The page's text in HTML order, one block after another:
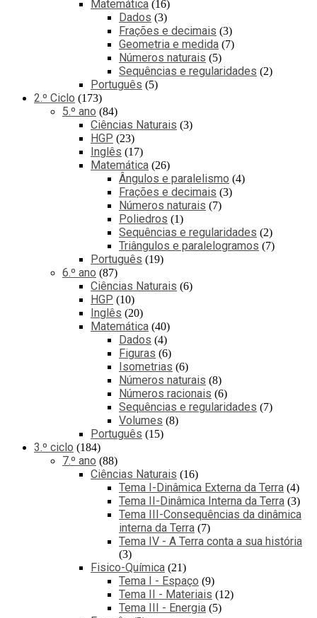
Matemática 16
Dados 3
Frações e decimais 3
Geometria e medida 7
Números naturais 5
Sequências e regularidades 2
Português 5
2.º Ciclo 173
5.º ano 84
Ciências Naturais 3
HGP 23
Inglês 17
Matemática 26
Ângulos e paralelismo 4
Frações e decimais 3
Números naturais 7
Poliedros 1
Sequências e regularidades 2
Triângulos e paralelogramos 7
Português 19
6.º ano 87
Ciências Naturais 6
HGP 10
Inglês 20
Matemática 40
Dados 4
Figuras 6
Isometrias 6
Números naturais 8
Números racionais 6
Sequências e regularidades 7
Volumes 8
Português 15
3.º ciclo 184
7.º ano 88
Ciências Naturais 16
Tema I-Dinâmica Externa da Terra 4
Tema II-Dinâmica Interna da Terra 3
Tema III-Consequências da dinâmica
interna da Terra 7
Tema IV - A Terra conta a sua história
3
Fisico-Química 21
Tema I - Espaço 9
Tema II - Materiais 12
Tema III - Energia 5